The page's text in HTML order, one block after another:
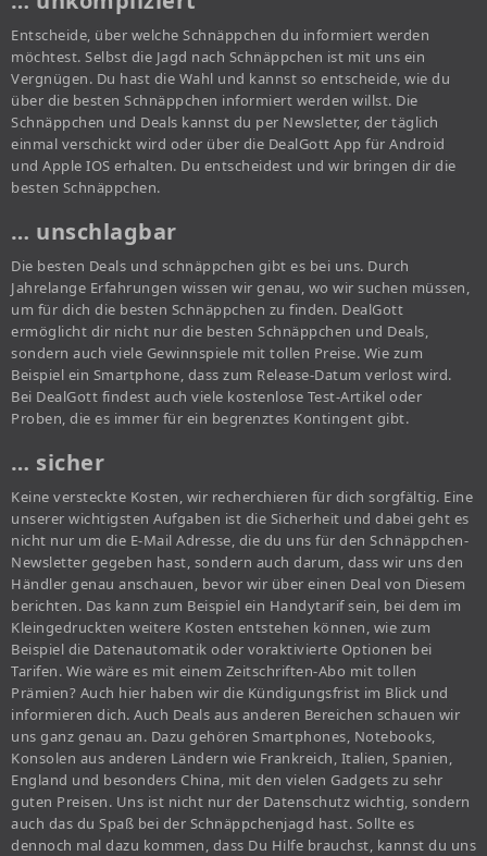
Entscheide, über welche Schnäppchen du informiert werden
möchtest. Selbst die Jagd nach Schnäppchen ist mit uns ein
Vergnügen. Du hast die Wahl und kannst so entscheide, wie du
über die besten Schnäppchen informiert werden willst. Die
Schnäppchen und Deals kannst du per Newsletter, der täglich
einmal verschickt wird oder über die DealGott App für Android
und Apple IOS erhalten. Du entscheidest und wir bringen dir die
besten Schnäppchen.
… unschlagbar
Die besten Deals und schnäppchen gibt es bei uns. Durch
Jahrelange Erfahrungen wissen wir genau, wo wir suchen müssen,
um für dich die besten Schnäppchen zu finden. DealGott
ermöglicht dir nicht nur die besten Schnäppchen und Deals,
sondern auch viele Gewinnspiele mit tollen Preise. Wie zum
Beispiel ein Smartphone, dass zum Release-Datum verlost wird.
Bei DealGott findest auch viele kostenlose Test-Artikel oder
Proben, die es immer für ein begrenztes Kontingent gibt.
… sicher
Keine versteckte Kosten, wir recherchieren für dich sorgfältig. Eine
unserer wichtigsten Aufgaben ist die Sicherheit und dabei geht es
nicht nur um die E-Mail Adresse, die du uns für den Schnäppchen-
Newsletter gegeben hast, sondern auch darum, dass wir uns den
Händler genau anschauen, bevor wir über einen Deal von Diesem
berichten. Das kann zum Beispiel ein Handytarif sein, bei dem im
Kleingedruckten weitere Kosten entstehen können, wie zum
Beispiel die Datenautomatik oder voraktivierte Optionen bei
Tarifen. Wie wäre es mit einem Zeitschriften-Abo mit tollen
Prämien? Auch hier haben wir die Kündigungsfrist im Blick und
informieren dich. Auch Deals aus anderen Bereichen schauen wir
uns ganz genau an. Dazu gehören Smartphones, Notebooks,
Konsolen aus anderen Ländern wie Frankreich, Italien, Spanien,
England und besonders China, mit den vielen Gadgets zu sehr
guten Preisen. Uns ist nicht nur der Datenschutz wichtig, sondern
auch das du Spaß bei der Schnäppchenjagd hast. Sollte es
dennoch mal dazu kommen, dass Du Hilfe brauchst, kannst du uns